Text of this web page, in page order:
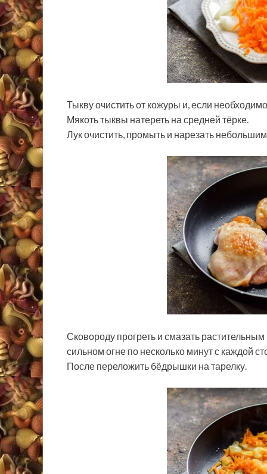
Тыкву очистить от кожуры и, если
Мякоть тыквы натереть на средней тёрке.
Лук очистить, промыть и нарезать
Сковороду прогреть и смазать
сильном огне по несколько минут с каждой
После переложить бёдрышки на тарелку.